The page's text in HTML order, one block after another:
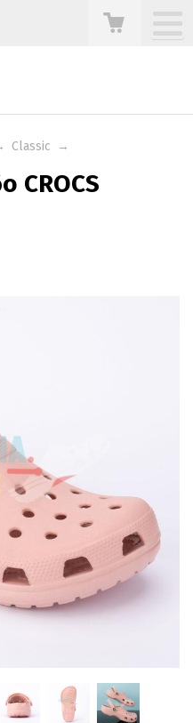
Classic →
CROCS